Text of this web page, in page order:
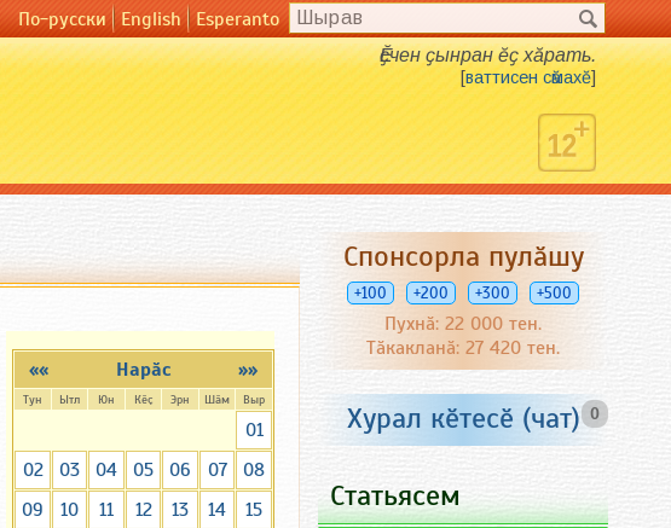
По-русски English Esperanto
Ӗҫчен ҫынран ӗҫ хӑрать.
[ваттисен сӑмахӗ]
»»
«« Нарӑс
Тун Ытл Юн Кӗҫ Эрн Шӑм Выр
01
02
03 04 05 06 07
08
09
10 11 12 13 14
15
Спонсорла пулӑшу
+100 +200 +300 +500
Пухнӑ: 22 000 тен.
Тӑкакланӑ: 27 420 тен.
0
Хурал кӗтесӗ (чат)
Статьясем